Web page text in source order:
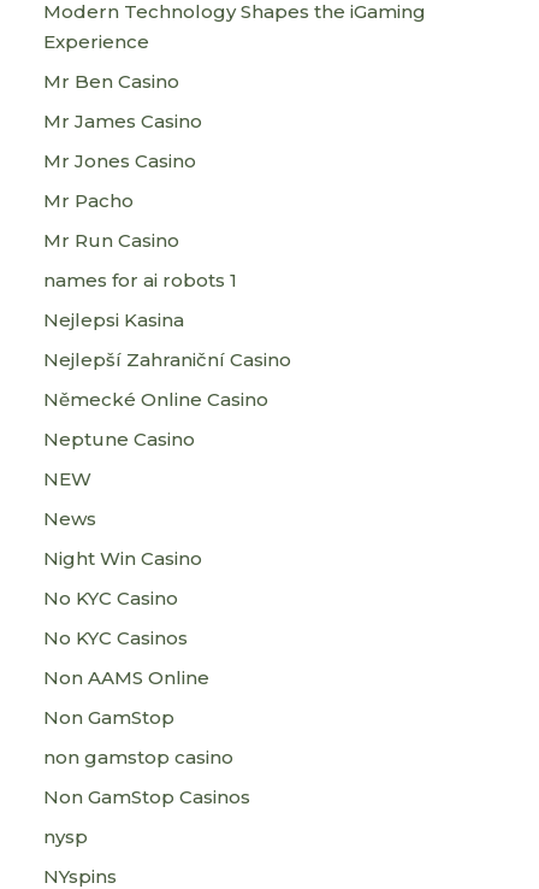
Modern Technology Shapes the iGaming
Experience
Mr Ben Casino
Mr James Casino
Mr Jones Casino
Mr Pacho
Mr Run Casino
names for ai robots 1
Nejlepsi Kasina
Nejlepší Zahraniční Casino
Německé Online Casino
Neptune Casino
NEW
News
Night Win Casino
No KYC Casino
No KYC Casinos
Non AAMS Online
Non GamStop
non gamstop casino
Non GamStop Casinos
nysp
NYspins